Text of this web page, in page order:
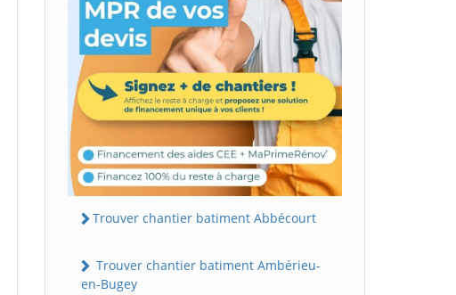
Trouver chantier batiment Abbécourt
Trouver chantier batiment Ambérieu-
en-Bugey